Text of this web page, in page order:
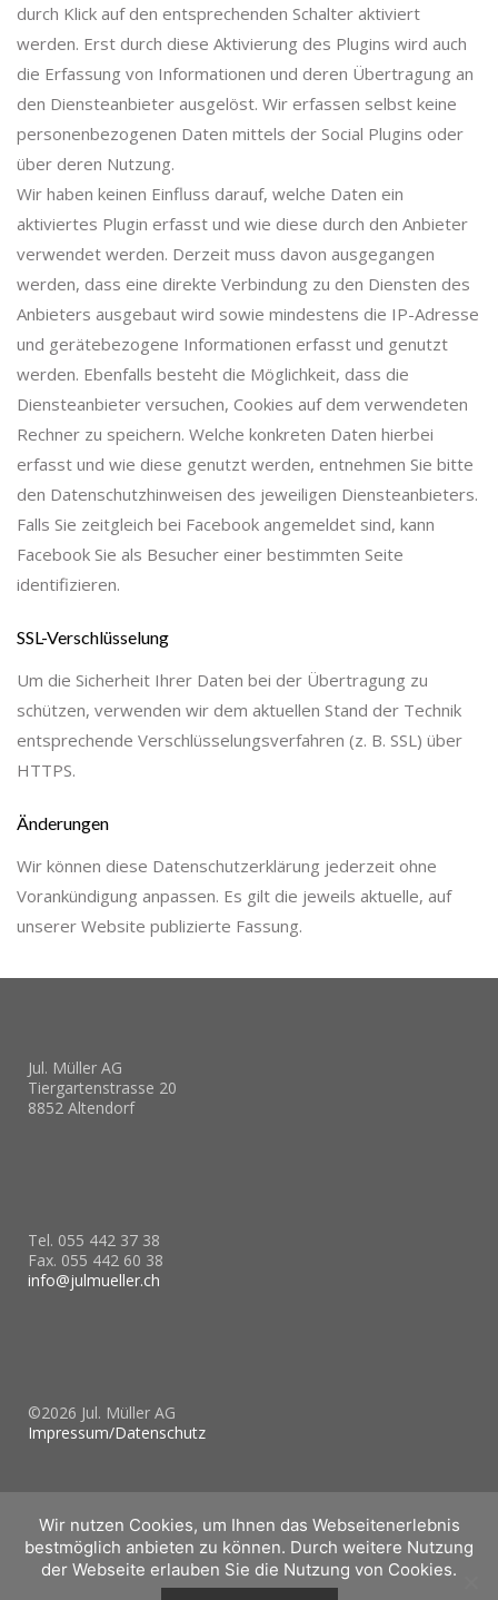
durch Klick auf den entsprechenden Schalter aktiviert
werden. Erst durch diese Aktivierung des Plugins wird auch
die Erfassung von Informationen und deren Übertragung an
den Diensteanbieter ausgelöst. Wir erfassen selbst keine
personenbezogenen Daten mittels der Social Plugins oder
über deren Nutzung.
Wir haben keinen Einfluss darauf, welche Daten ein
aktiviertes Plugin erfasst und wie diese durch den Anbieter
verwendet werden. Derzeit muss davon ausgegangen
werden, dass eine direkte Verbindung zu den Diensten des
Anbieters ausgebaut wird sowie mindestens die IP-Adresse
und gerätebezogene Informationen erfasst und genutzt
werden. Ebenfalls besteht die Möglichkeit, dass die
Diensteanbieter versuchen, Cookies auf dem verwendeten
Rechner zu speichern. Welche konkreten Daten hierbei
erfasst und wie diese genutzt werden, entnehmen Sie bitte
den Datenschutzhinweisen des jeweiligen Diensteanbieters.
Falls Sie zeitgleich bei Facebook angemeldet sind, kann
Facebook Sie als Besucher einer bestimmten Seite
identifizieren.
SSL-Verschlüsselung
Um die Sicherheit Ihrer Daten bei der Übertragung zu
schützen, verwenden wir dem aktuellen Stand der Technik
entsprechende Verschlüsselungsverfahren (z. B. SSL) über
HTTPS.
Änderungen
Wir können diese Datenschutzerklärung jederzeit ohne
Vorankündigung anpassen. Es gilt die jeweils aktuelle, auf
unserer Website publizierte Fassung.
Jul. Müller AG
Tiergartenstrasse 20
8852 Altendorf
Tel. 055 442 37 38
Fax. 055 442 60 38
info@julmueller.ch
©2026 Jul. Müller AG
Impressum/Datenschutz
Wir nutzen Cookies, um Ihnen das Webseitenerlebnis
bestmöglich anbieten zu können. Durch weitere Nutzung
der Webseite erlauben Sie die Nutzung von Cookies.